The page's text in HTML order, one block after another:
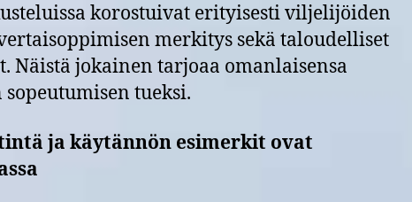
korostuivat erityisesti viljelijöiden
merkitys sekä taloudelliset
Näistä jokainen tarjoaa omanlaisensa
tueksi.
ja käytännön esimerkit ovat